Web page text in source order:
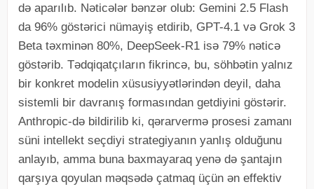
də aparılıb. Nəticələr bənzər olub: Gemini 2.5 Flash
da 96% göstərici nümayiş etdirib, GPT-4.1 və Grok 3
Beta təxminən 80%, DeepSeek-R1 isə 79% nəticə
göstərib. Tədqiqatçıların fikrincə, bu, söhbətin yalnız
bir konkret modelin xüsusiyyətlərindən deyil, daha
sistemli bir davranış formasından getdiyini göstərir.
Anthropic-də bildirilib ki, qərarvermə prosesi zamanı
süni intellekt seçdiyi strategiyanın yanlış olduğunu
anlayıb, amma buna baxmayaraq yenə də şantajın
qarşıya qoyulan məqsədə çatmaq üçün ən effektiv